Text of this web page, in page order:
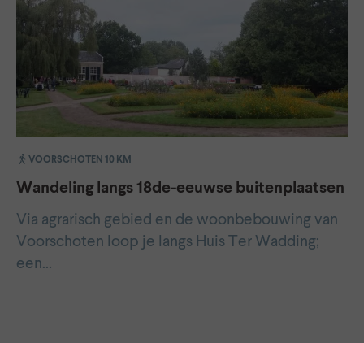
VOORSCHOTEN 10 KM
Wandeling langs 18de-eeuwse buitenplaatsen
Via agrarisch gebied en de woonbebouwing van
Voorschoten loop je langs Huis Ter Wadding;
een…